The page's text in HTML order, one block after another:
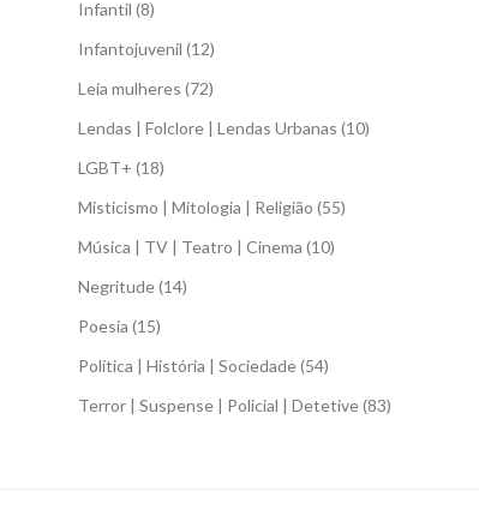
Infantil (8)
Infantojuvenil (12)
Leia mulheres (72)
Lendas | Folclore | Lendas Urbanas (10)
LGBT+ (18)
Misticismo | Mitologia | Religião (55)
Música | TV | Teatro | Cinema (10)
Negritude(14)
Poesia (15)
Política | História | Sociedade(54)
Terror | Suspense | Policial | Detetive(83)